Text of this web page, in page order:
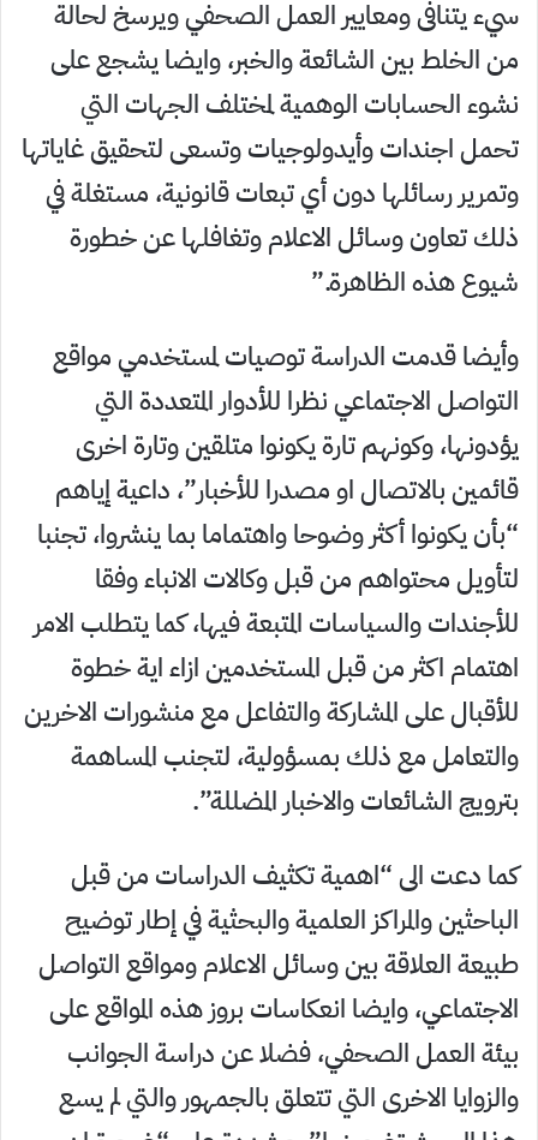
سيء يتنافى ومعايير العمل الصحفي ويرسخ لحالة
من الخلط بين الشائعة والخبر، وايضا يشجع على
نشوء الحسابات الوهمية لمختلف الجهات التي
تحمل اجندات وأيدولوجيات وتسعى لتحقيق غاياتها
وتمرير رسائلها دون أي تبعات قانونية، مستغلة في
ذلك تعاون وسائل الاعلام وتغافلها عن خطورة
شيوع هذه الظاهرة.”
وأيضا قدمت الدراسة توصيات لمستخدمي مواقع
التواصل الاجتماعي نظرا للأدوار المتعددة التي
يؤدونها، وكونهم تارة يكونوا متلقين وتارة اخرى
قائمين بالاتصال او مصدرا للأخبار”، داعية إياهم
“بأن يكونوا أكثر وضوحا واهتماما بما ينشروا، تجنبا
لتأويل محتواهم من قبل وكالات الانباء وفقا
للأجندات والسياسات المتبعة فيها، كما يتطلب الامر
اهتمام اكثر من قبل المستخدمين ازاء اية خطوة
للأقبال على المشاركة والتفاعل مع منشورات الاخرين
والتعامل مع ذلك بمسؤولية، لتجنب المساهمة
بترويج الشائعات والاخبار المضللة”.
كما دعت الى “اهمية تكثيف الدراسات من قبل
الباحثين والمراكز العلمية والبحثية في إطار توضيح
طبيعة العلاقة بين وسائل الاعلام ومواقع التواصل
الاجتماعي، وايضا انعكاسات بروز هذه المواقع على
بيئة العمل الصحفي، فضلا عن دراسة الجوانب
والزوايا الاخرى التي تتعلق بالجمهور والتي لم يسع